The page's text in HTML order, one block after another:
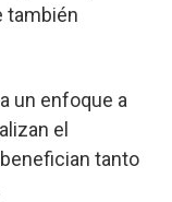
también
un enfoque a
el
tanto